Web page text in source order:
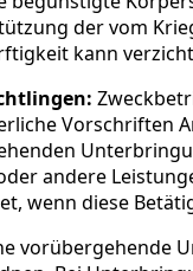
der vom
kann
Vorschriften
andere
wenn diese
vorübergehende